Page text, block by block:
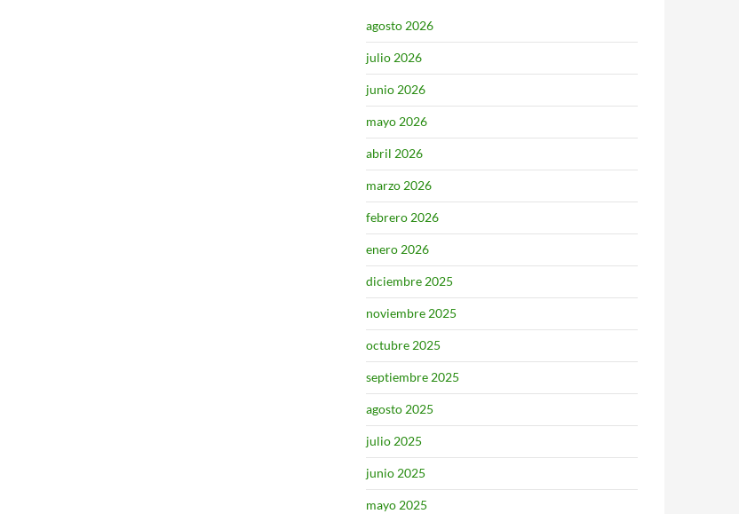
agosto 2026
julio 2026
junio 2026
mayo 2026
abril 2026
marzo 2026
febrero 2026
enero 2026
diciembre 2025
noviembre 2025
octubre 2025
septiembre 2025
agosto 2025
julio 2025
junio 2025
mayo 2025